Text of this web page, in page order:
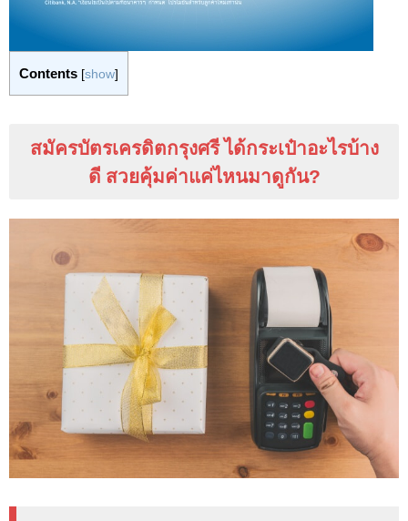
Contents [show]
สมัครบัตรเครดิตกรุงศรี ได้กระเป๋าอะไรบ้าง
ดี สวยคุ้มค่าแค่ไหนมาดูกัน?